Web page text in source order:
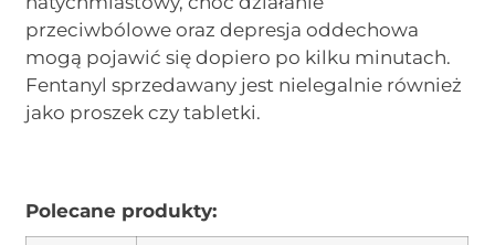
przeciwbólowe oraz depresja oddechowa
mogą pojawić się dopiero po kilku minutach.
Fentanyl sprzedawany jest nielegalnie również
jako proszek czy tabletki.
Polecane produkty: